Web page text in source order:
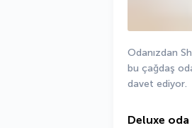
Odanızdan
bu çağdaş
davet ediyor.
Deluxe oda